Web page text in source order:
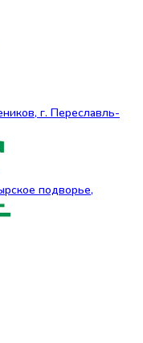
г. Переславль-
подворье,